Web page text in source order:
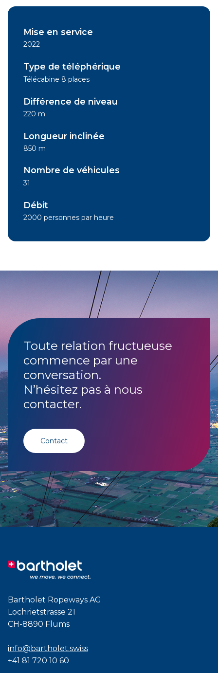
Mise en service
2022
Type de téléphérique
Télécabine 8 places
Différence de niveau
220 m
Longueur inclinée
850 m
Nombre de véhicules
31
Débit
2000 personnes par heure
Toute relation fructueuse
commence par une
conversation.
N’hésitez pas à nous
contacter.
Contact
Bartholet Ropeways AG
Lochrietstrasse 21
CH-8890 Flums
info@bartholet.swiss
+41 81 720 10 60